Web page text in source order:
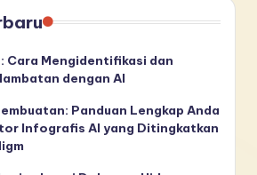
Cara Mengidentifikasi dan
dengan AI
Panduan Lengkap Anda
Infografis AI yang Ditingkatkan